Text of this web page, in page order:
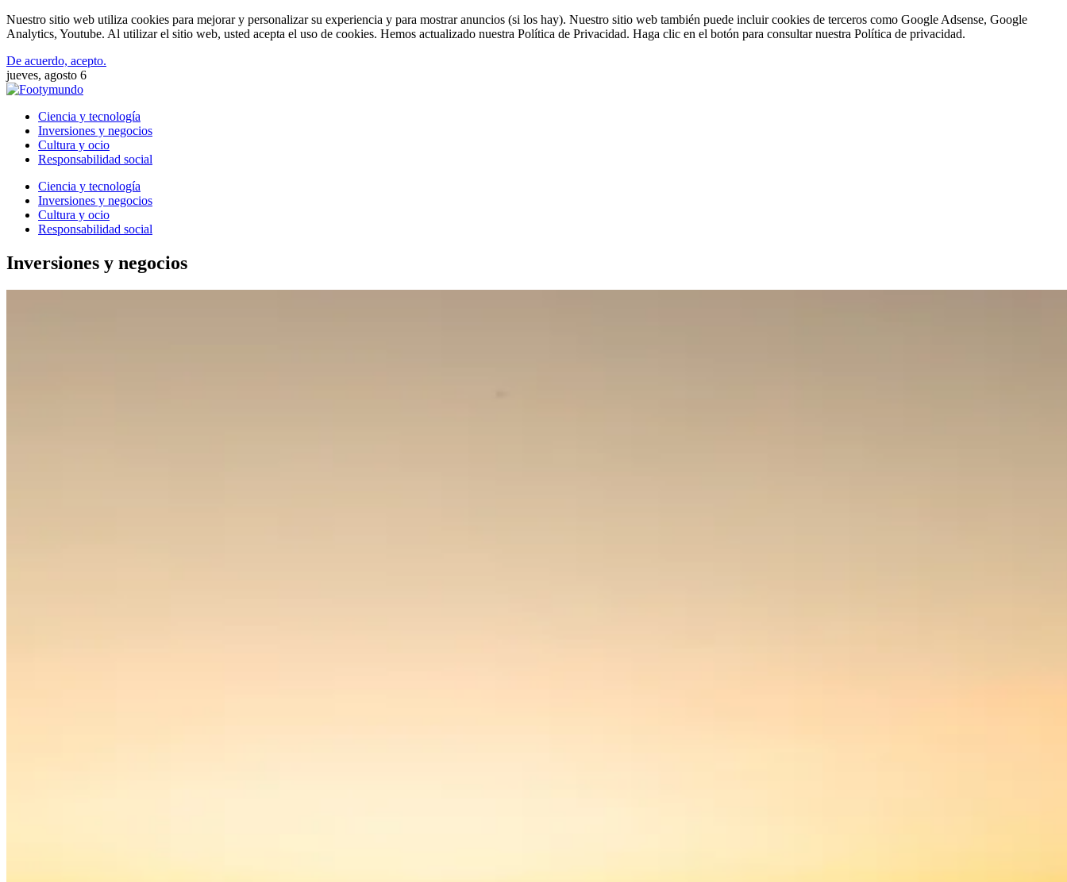
Nuestro sitio web utiliza cookies para mejorar y personalizar su experiencia y para mostrar anuncios (si los hay). Nuestro sitio web también puede incluir cookies de terceros como Google Adsense, Google
Analytics, Youtube. Al utilizar el sitio web, usted acepta el uso de cookies. Hemos actualizado nuestra Política de Privacidad. Haga clic en el botón para consultar nuestra Política de privacidad.
De acuerdo, acepto.
jueves, agosto 6
Ciencia y tecnología
Inversiones y negocios
Cultura y ocio
Responsabilidad social
Ciencia y tecnología
Inversiones y negocios
Cultura y ocio
Responsabilidad social
Inversiones y negocios